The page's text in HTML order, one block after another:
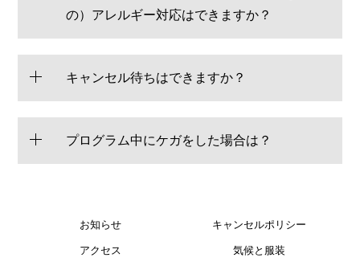
の）アレルギー対応はできますか？
キャンセル待ちはできますか？
プログラム中にケガをした場合は？
お知らせ キャンセルポリシー
アクセス 気候と服装